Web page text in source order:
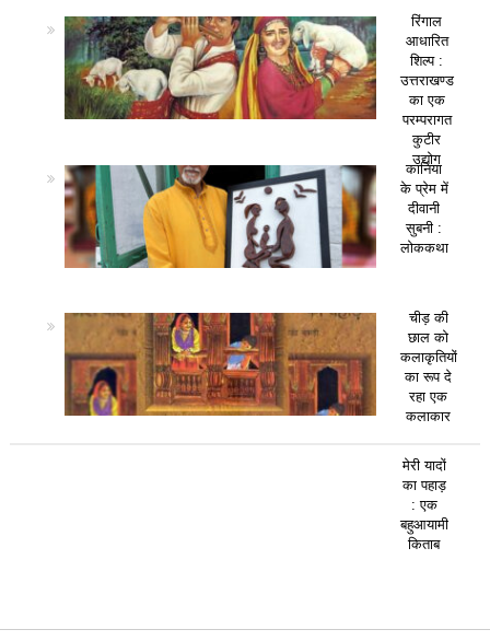
रिंगाल
आधारित
शिल्प :
उत्तराखण्ड
का एक
परम्परागत
कुटीर
उद्योग
कानिया
के प्रेम में
दीवानी
सुबनी :
लोककथा
चीड़ की
छाल को
कलाकृतियों
का रूप दे
रहा एक
कलाकार
मेरी यादों
का पहाड़
: एक
बहुआयामी
किताब